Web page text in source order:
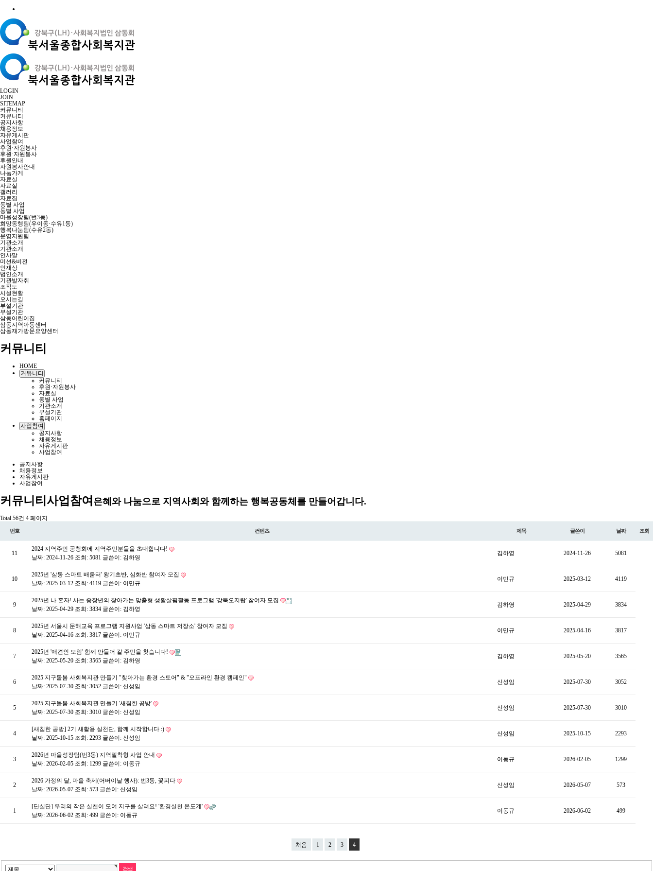
LOGIN
JOIN
SITEMAP
커뮤니티
커뮤니티
공지사항
채용정보
자유게시판
사업참여
후원·자원봉사
후원·자원봉사
후원안내
자원봉사안내
나눔가게
자료실
자료실
갤러리
자료집
동별 사업
동별 사업
마을성장팀(번3동)
희망동행팀(우이동·수유1동)
행복나눔팀(수유2동)
운영지원팀
기관소개
기관소개
인사말
미션&비전
인재상
법인소개
기관발자취
조직도
시설현황
오시는길
부설기관
부설기관
삼동어린이집
삼동지역아동센터
삼동재가방문요양센터
커뮤니티
HOME
커뮤니티
커뮤니티
후원·자원봉사
자료실
동별 사업
기관소개
부설기관
홈페이지
사업참여
공지사항
채용정보
자유게시판
사업참여
공지사항
채용정보
자유게시판
사업참여
커뮤니티 사업참여 은혜와 나눔으로 지역사회와 함께하는 행복공동체를 만들어갑니다.
Total 56건 4 페이지
번호 컨텐츠 제목 글쓴이 날짜 조회
11
2024 지역주민 공청회에 지역주민분들을 초대합니다!
날짜: 2024-11-26 조회: 5081 글쓴이: 김하영
김하영 2024-11-26 5081
10
2025년 '삼동 스마트 배움터' 왕기초반, 심화반 참여자 모집
날짜: 2025-03-12 조회: 4119 글쓴이: 이민규
이민규 2025-03-12 4119
9
2025년 나 혼자! 사는 중장년의 찾아가는 맞춤형 생활살핌활동 프로그램 '강북오지랍' 참여자 모집
날짜: 2025-04-29 조회: 3834 글쓴이: 김하영
김하영 2025-04-29 3834
8
2025년 서울시 문해교육 프로그램 지원사업 '삼동 스마트 저장소' 참여자 모집
날짜: 2025-04-16 조회: 3817 글쓴이: 이민규
이민규 2025-04-16 3817
7
2025년 '애견인 모임' 함께 만들어 갈 주민을 찾습니다!
날짜: 2025-05-20 조회: 3565 글쓴이: 김하영
김하영 2025-05-20 3565
6
2025 지구돌봄 사회복지관 만들기 "찾아가는 환경 스토어" & "오프라인 환경 캠페인"
날짜: 2025-07-30 조회: 3052 글쓴이: 신성임
신성임 2025-07-30 3052
5
2025 지구돌봄 사회복지관 만들기 '새침한 공방'
날짜: 2025-07-30 조회: 3010 글쓴이: 신성임
신성임 2025-07-30 3010
4
[새침한 공방] 2기 새활용 실천단, 함께 시작합니다 :)
날짜: 2025-10-15 조회: 2293 글쓴이: 신성임
신성임 2025-10-15 2293
3
2026년 마을성장팀(번3동) 지역밀착형 사업 안내
날짜: 2026-02-05 조회: 1299 글쓴이: 이동규
이동규 2026-02-05 1299
2
2026 가정의 달, 마을 축제(어버이날 행사): 번3동, 꽃피다
날짜: 2026-05-07 조회: 573 글쓴이: 신성임
신성임 2026-05-07 573
1
[단실단] 우리의 작은 실천이 모여 지구를 살려요! '환경실천 온도계'
날짜: 2026-06-02 조회: 499 글쓴이: 이동규
이동규 2026-06-02 499
처음 1 2 3 4